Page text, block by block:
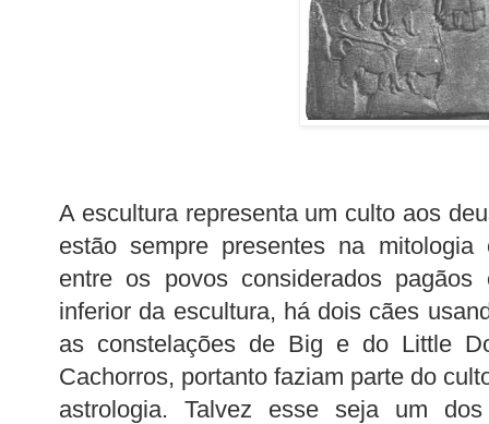
A escultura representa um culto aos
estão sempre presentes na
entre os povos considerados
inferior da escultura, há dois cães
as constelações de Big e do Little
Cachorros, portanto faziam parte do
astrologia. Talvez esse seja um